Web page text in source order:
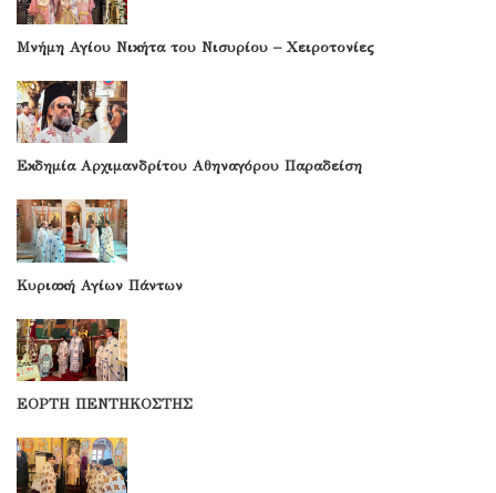
Μνήμη Αγίου Νικήτα του Νισυρίου – Χειροτονίες
Εκδημία Αρχιμανδρίτου Αθηναγόρου Παραδείση
Κυριακή Αγίων Πάντων
ΕΟΡΤΗ ΠΕΝΤΗΚΟΣΤΗΣ